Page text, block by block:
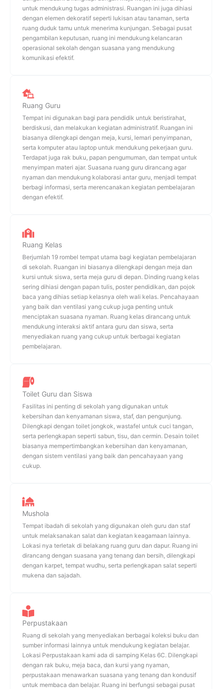
untuk mendukung tugas administrasi. Ruangan ini juga dihiasi
dengan elemen dekoratif seperti lukisan atau tanaman, serta
ruang duduk tamu untuk menerima kunjungan. Sebagai pusat
pengambilan keputusan, ruang ini mendukung kelancaran
operasional sekolah dengan suasana yang mendukung
komunikasi efektif.
Ruang Guru
Tempat ini digunakan bagi para pendidik untuk beristirahat,
berdiskusi, dan melakukan kegiatan administratif. Ruangan ini
biasanya dilengkapi dengan meja, kursi, lemari penyimpanan,
serta komputer atau laptop untuk mendukung pekerjaan guru.
Terdapat juga rak buku, papan pengumuman, dan tempat untuk
menyimpan materi ajar. Suasana ruang guru dirancang agar
nyaman dan mendukung kolaborasi antar guru, menjadi tempat
berbagi informasi, serta merencanakan kegiatan pembelajaran
dengan efektif.
Ruang Kelas
Berjumlah 19 rombel tempat utama bagi kegiatan pembelajaran
di sekolah. Ruangan ini biasanya dilengkapi dengan meja dan
kursi untuk siswa, serta meja guru di depan. Dinding ruang kelas
sering dihiasi dengan papan tulis, poster pendidikan, dan pojok
baca yang dihias setiap kelasnya oleh wali kelas. Pencahayaan
yang baik dan ventilasi yang cukup juga penting untuk
menciptakan suasana nyaman. Ruang kelas dirancang untuk
mendukung interaksi aktif antara guru dan siswa, serta
menyediakan ruang yang cukup untuk berbagai kegiatan
pembelajaran.
Toilet Guru dan Siswa
Fasilitas ini penting di sekolah yang digunakan untuk
kebersihan dan kenyamanan siswa, staf, dan pengunjung.
Dilengkapi dengan toilet jongkok, wastafel untuk cuci tangan,
serta perlengkapan seperti sabun, tisu, dan cermin. Desain toilet
biasanya mempertimbangkan kebersihan dan kenyamanan,
dengan sistem ventilasi yang baik dan pencahayaan yang
cukup.
Mushola
Tempat ibadah di sekolah yang digunakan oleh guru dan staf
untuk melaksanakan salat dan kegiatan keagamaan lainnya.
Lokasi nya terletak di belakang ruang guru dan dapur. Ruang ini
dirancang dengan suasana yang tenang dan bersih, dilengkapi
dengan karpet, tempat wudhu, serta perlengkapan salat seperti
mukena dan sajadah.
Perpustakaan
Ruang di sekolah yang menyediakan berbagai koleksi buku dan
sumber informasi lainnya untuk mendukung kegiatan belajar.
Lokasi Perpustakaan kami ada di samping Kelas 6C. Dilengkapi
dengan rak buku, meja baca, dan kursi yang nyaman,
perpustakaan menawarkan suasana yang tenang dan kondusif
untuk membaca dan belajar. Ruang ini berfungsi sebagai pusat